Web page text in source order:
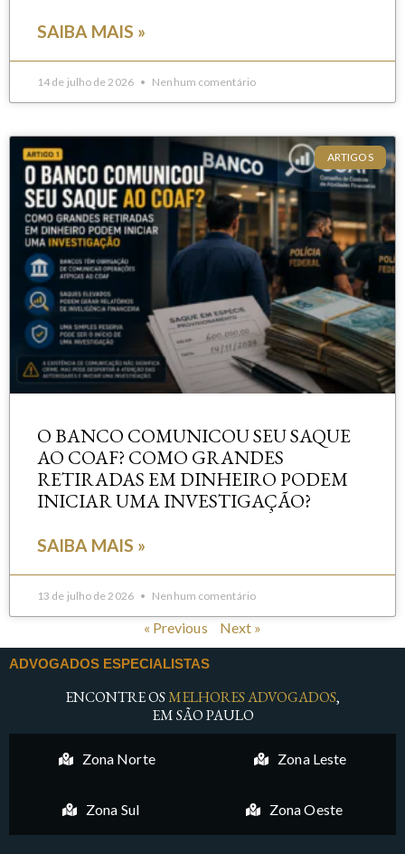
SAIBA MAIS »
14 de julho de 2026 Nenhum comentário
ARTIGOS
O BANCO COMUNICOU SEU SAQUE
AO COAF? COMO GRANDES
RETIRADAS EM DINHEIRO PODEM
INICIAR UMA INVESTIGAÇÃO?
SAIBA MAIS »
13 de julho de 2026 Nenhum comentário
« Previous Next »
ADVOGADOS ESPECIALISTAS
ENCONTRE OSMELHORES ADVOGADOS,
EM SÃO PAULO
Zona Norte Zona Leste
Zona Sul Zona Oeste